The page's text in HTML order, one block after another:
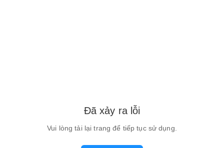
Đã xảy ra lỗi
Vui lòng tải lại trang để tiếp tục sử dụng.